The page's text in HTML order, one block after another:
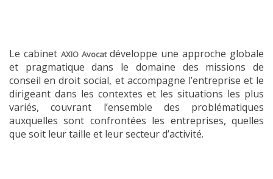
Le cabinet AXIO Avocatdéveloppe une approche globale
et pragmatique dans le domaine des missions de
conseil en droit social, et accompagne l’entreprise et le
dirigeant dans les contextes et les situations les plus
variés, couvrant l’ensemble des problématiques
auxquelles sont confrontées les entreprises, quelles
que soit leur taille et leur secteur d’activité.